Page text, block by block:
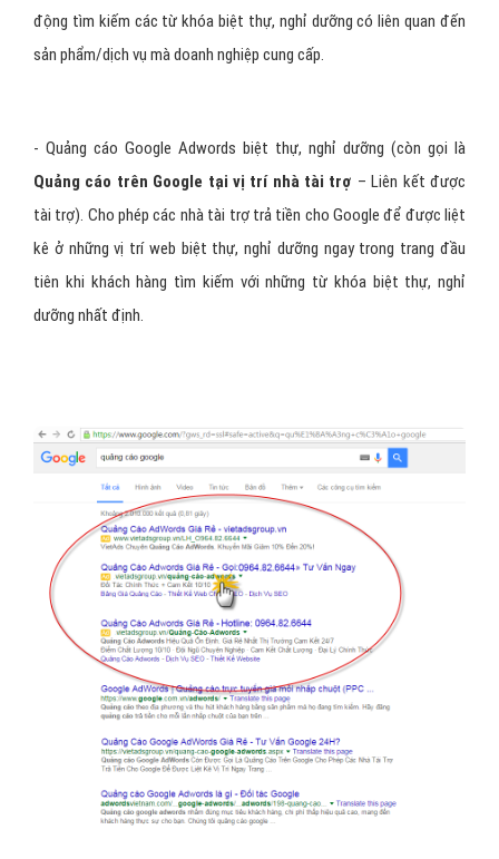
động tìm kiếm các từ khóa biệt thự, nghỉ dưỡng có liên quan đến
sản phẩm/dịch vụ mà doanh nghiệp cung cấp.
- Quảng cáo Google Adwords biệt thự, nghỉ dưỡng (còn gọi là
Quảng cáo trên Google tại vị trí nhà tài trợ – Liên kết được
tài trợ). Cho phép các nhà tài trợ trả tiền cho Google để được liệt
kê ở những vị trí web biệt thự, nghỉ dưỡng ngay trong trang đầu
tiên khi khách hàng tìm kiếm với những từ khóa biệt thự, nghỉ
dưỡng nhất định.